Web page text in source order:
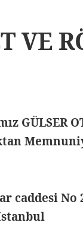
VE
GÜLSER
caddesi No